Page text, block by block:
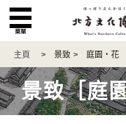
主頁 > 景致 > 庭園・花
景致［庭